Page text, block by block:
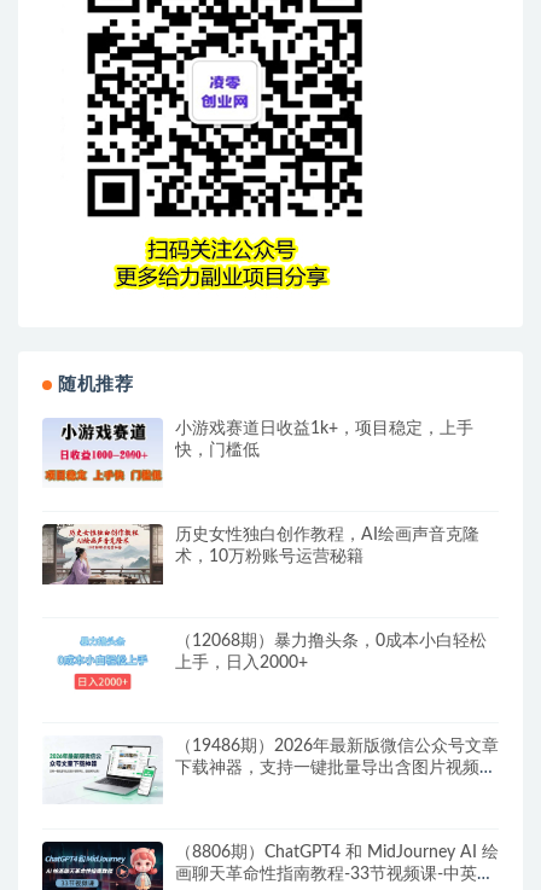
随机推荐
小游戏赛道日收益1k+，项目稳定，上手
快，门槛低
历史女性独白创作教程，AI绘画声音克隆
术，10万粉账号运营秘籍
（12068期）暴力撸头条，0成本小白轻松
上手，日入2000+
（19486期）2026年最新版微信公众号文章
下载神器，支持一键批量导出含图片视频评
（8806期）ChatGPT4 和 MidJourney AI 绘
画聊天革命性指南教程-33节视频课-中英字